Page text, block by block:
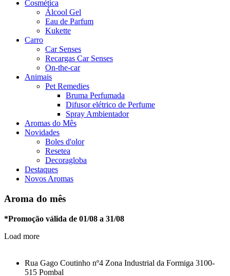
Cosmética
Álcool Gel
Eau de Parfum
Kukette
Carro
Car Senses
Recargas Car Senses
On-the-car
Animais
Pet Remedies
Bruma Perfumada
Difusor elétrico de Perfume
Spray Ambientador
Aromas do Mês
Novidades
Boles d'olor
Resetea
Decoragloba
Destaques
Novos Aromas
Aroma do mês
*Promoção válida de 01/08 a 31/08
Load more
Rua Gago Coutinho nº4 Zona Industrial da Formiga 3100-
515 Pombal